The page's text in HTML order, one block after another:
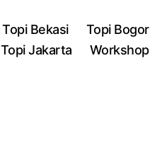
Topi Bekasi
Topi Bogor
Topi Jakarta Workshop